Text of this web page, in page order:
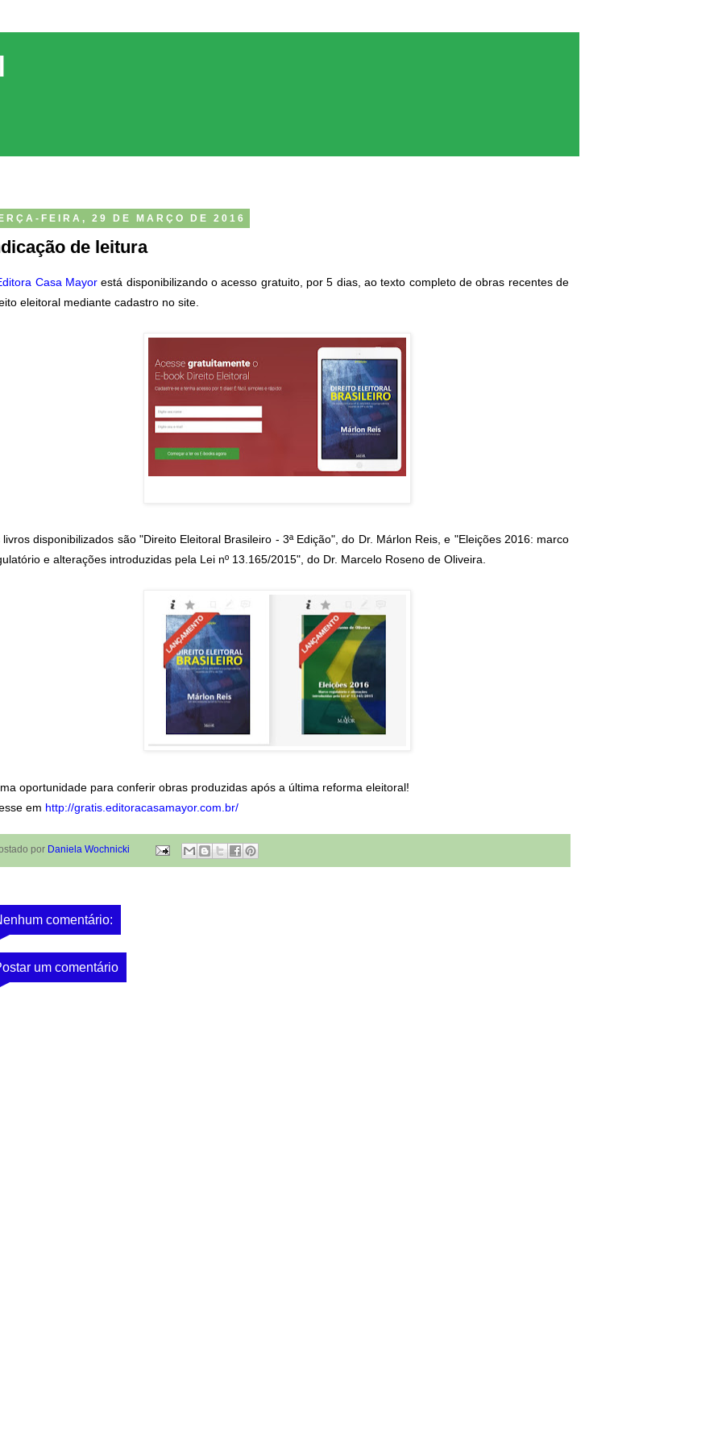
FEIRA, 29 DE MARÇO DE 2016
de leitura
Casa Mayor está disponibilizando o acesso gratuito, por 5 dias, ao texto completo de obras recentes de
eleitoral mediante cadastro no site.
livros disponibilizados são "Direito Eleitoral Brasileiro - 3ª Edição", do Dr. Márlon Reis, e "Eleições 2016: marco
e alterações introduzidas pela Lei nº 13.165/2015", do Dr. Marcelo Roseno de Oliveira.
oportunidade para conferir obras produzidas após a última reforma eleitoral!
em http://gratis.editoracasamayor.com.br/
por Daniela Wochnicki
comentário:
um comentário